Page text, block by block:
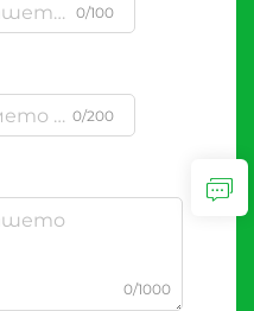
0/100
0/200
0/1000